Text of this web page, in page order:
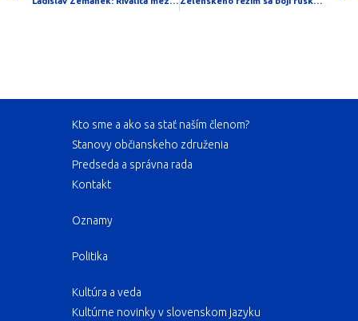
Kto sme a ako sa stať naším členom?
Stanovy občianskeho združenia
Predseda a správna rada
Kontakt
Oznamy
Politika
Kultúra a veda
Kultúrne novinky v slovenskom jazyku